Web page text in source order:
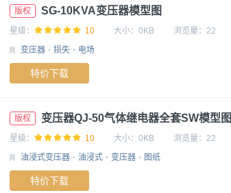
版权 SG-10KVA变压器模型图
星级： 10 大小： 0KB 浏览量： 22
变压器
损失 电场
特价下载
版权 变压器QJ-50气体继电器全套SW模型图
星级： 10 大小： 0KB 浏览量： 22
油浸式变压器
油浸式 变压器 图纸
特价下载